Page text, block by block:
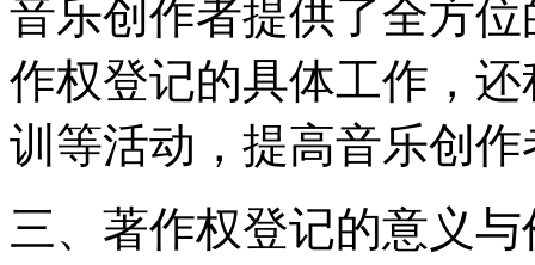
音乐创作者提供了全方
作权登记的具体工作，
训等活动，提高音乐创
三、著作权登记的意义与